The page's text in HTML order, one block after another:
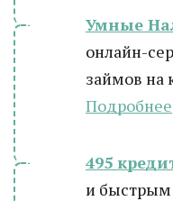
Умные
онлайн-
займов на
Подробнее
495
и